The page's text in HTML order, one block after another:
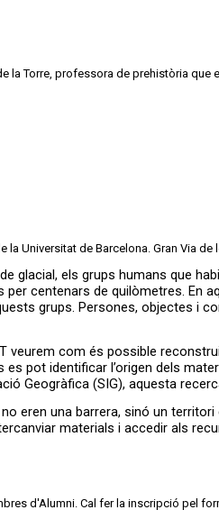
la Torre, professora de prehistòria
Universitat de Barcelona. Gran Via de
per centenars de quilòmetres. En
grups. Persones, objectes i
veurem com és possible
pot identificar l’origen dels
Geogràfica (SIG), aquesta
eren una barrera, sinó un
materials i accedir als
d'Alumni. Cal fer la inscripció pel